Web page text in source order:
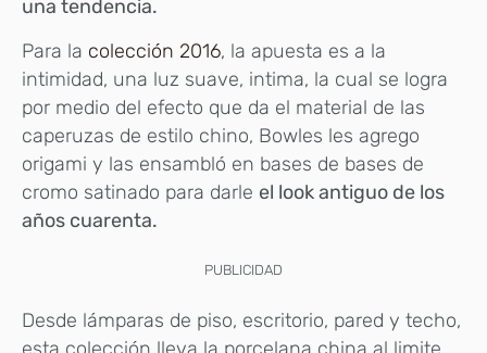
una tendencia.
Para la colección 2016, la apuesta es a la
intimidad, una luz suave, intima, la cual se logra
por medio del efecto que da el material de las
caperuzas de estilo chino, Bowles les agrego
origami y las ensambló en bases de bases de
cromo satinado para darle el look antiguo de los
años cuarenta.
PUBLICIDAD
Desde lámparas de piso, escritorio, pared y techo,